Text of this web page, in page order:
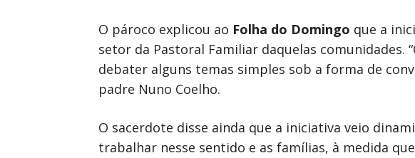
O pároco explicou ao Folha do Domingo que a
setor da Pastoral Familiar daquelas comunidades.
debater alguns temas simples sob a forma de
padre Nuno Coelho.
O sacerdote disse ainda que a iniciativa veio
trabalhar nesse sentido e as famílias, à medida